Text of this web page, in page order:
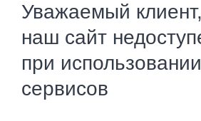
Уважаемый клиент,
наш сайт
при
сервисов